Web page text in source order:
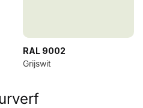
RAL 9002
Grijswit